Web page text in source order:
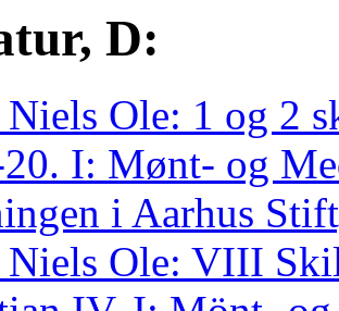
D:
Ole: 1 og 2
I: Mønt- og
i Aarhus
Ole: VIII